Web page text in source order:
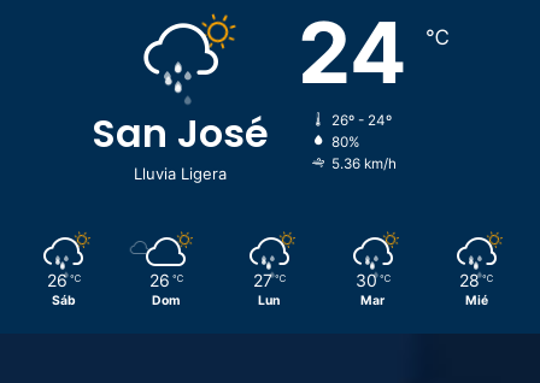
San José
Lluvia Ligera
24 ℃
26º - 24º
80%
5.36 km/h
26 ℃
Sáb
26 ℃
Dom
27 ℃
Lun
30 ℃
Mar
28 ℃
Mié